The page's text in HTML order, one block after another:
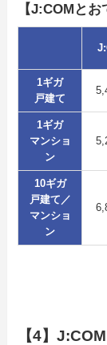
【J:COMと
1ギガ
戸建て
1ギガ
マンショ
ン
10ギガ
戸建て／
マンショ
ン
【4】